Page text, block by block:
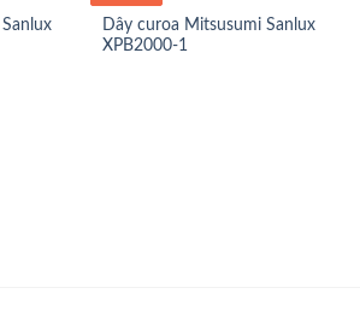
Dây curoa Mitsusumi Sanlux
XPB2000-1